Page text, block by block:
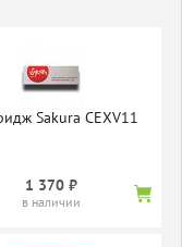
Sakura CEXV11
1 370 ₽
в наличии